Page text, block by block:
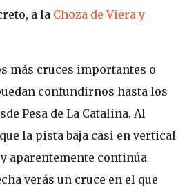
a la Choza de Viera y
más cruces importantes o
confundirnos hasta los
Pesa de La Catalina. Al
la pista baja casi en vertical
aparentemente continúa
verás un cruce en el que